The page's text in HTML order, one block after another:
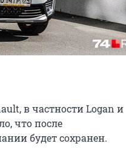
в частности Logan и
что после
будет сохранен.